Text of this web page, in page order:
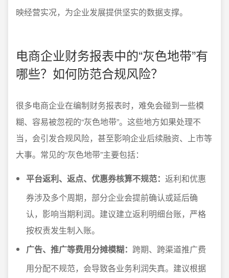
映经营实况，为企业发展提供坚实的数据支撑。
电商企业财务报表中的“灰色地带”有
哪些？如何防范合规风险？
很多电商企业在编制财务报表时，难免会碰到一些模
糊、容易被忽视的“灰色地带”。这些地方如果处理不
当，会引发合规风险，甚至影响企业后续融资、上市等
大事。常见的“灰色地带”主要包括：
平台返利、返点、优惠券核算不规范： 返利和优惠
券涉及多个周期，部分企业会提前确认或延后确
认，影响当期利润。建议建立返利明细台账，严格
按权责发生制入账。
广告、推广等费用分摊模糊： 跨期、跨渠道推广费
用分配不规范，会导致各业务利润失真。建议根据